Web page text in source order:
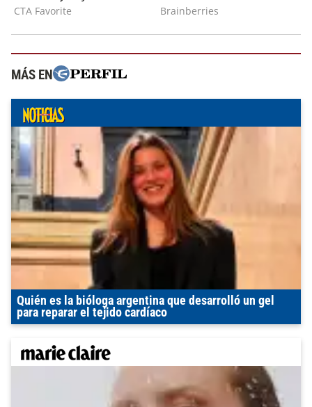
MÁS EN
Quién es la bióloga argentina que desarrolló un gel
para reparar el tejido cardíaco